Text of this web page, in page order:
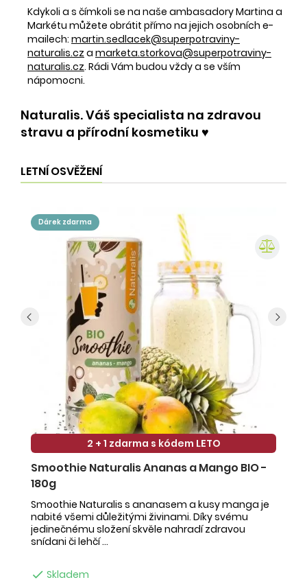
Kdykoli a s čímkoli se na naše ambasadory Martina a
Markétu můžete obrátit přímo na jejich osobních e-
mailech: martin.sedlacek@superpotraviny-
naturalis.cz a marketa.storkova@superpotraviny-
naturalis.cz. Rádi Vám budou vždy a se vším
nápomocni.
Naturalis. Váš specialista na zdravou
stravu a přírodní kosmetiku ♥️
LETNÍ OSVĚŽENÍ
dárek zdarma
2 + 1 zdarma s kódem LETO
Smoothie Naturalis Ananas a Mango BIO -
180g
Smoothie Naturalis s ananasem a kusy manga je
nabité všemi důležitými živinami. Díky svému
jedinečnému složení skvěle nahradí zdravou
snídani či lehčí ...
 Skladem